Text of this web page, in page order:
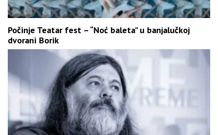
Počinje Teatar fest – “Noć baleta” u banjalučkoj
dvorani Borik